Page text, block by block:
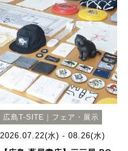
広島T-SITE｜フェア・展示
2026.07.22(水) - 08.26(水)